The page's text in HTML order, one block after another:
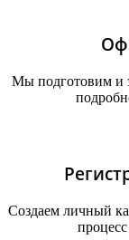
Мы подготовим и
Создаем личный